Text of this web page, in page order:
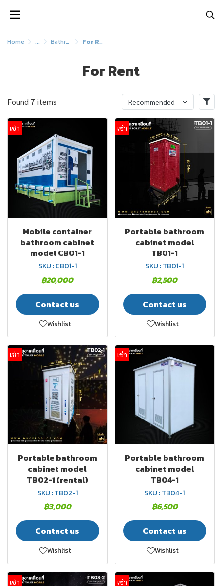
Home ... Bathroom cabinets and VIP mobile toilet cars For Rent
For Rent
Found 7 items Recommended
เช่า
Mobile container
bathroom cabinet
model CB01-1
SKU : CB01-1
฿20,000
Contact us
Wishlist
เช่า
Portable bathroom
cabinet model
TB01-1
SKU : TB01-1
฿2,500
Contact us
Wishlist
เช่า
Portable bathroom
cabinet model
TB02-1 (rental)
SKU : TB02-1
฿3,000
Contact us
Wishlist
เช่า
Portable bathroom
cabinet model
TB04-1
SKU : TB04-1
฿6,500
Contact us
Wishlist
เช่า เช่า